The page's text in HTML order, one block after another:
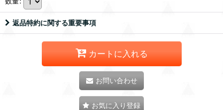
返品特約に関する重要事項
カートに入れる
お問い合わせ
お気に入り登録